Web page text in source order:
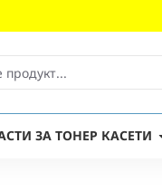
ЗА ТОНЕР КАСЕТИ